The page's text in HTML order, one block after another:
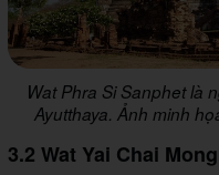
Wat Phra Si Sanphet là
Ayutthaya. Ảnh minh
3.2 Wat Yai Chai